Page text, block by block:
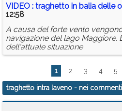
VIDEO : traghetto in balia delle
12:58
A causa del forte vento
navigazione del lago Maggiore.
dell'attuale situazione
1 2 3 4 5
traghetto intra laveno - nei commenti